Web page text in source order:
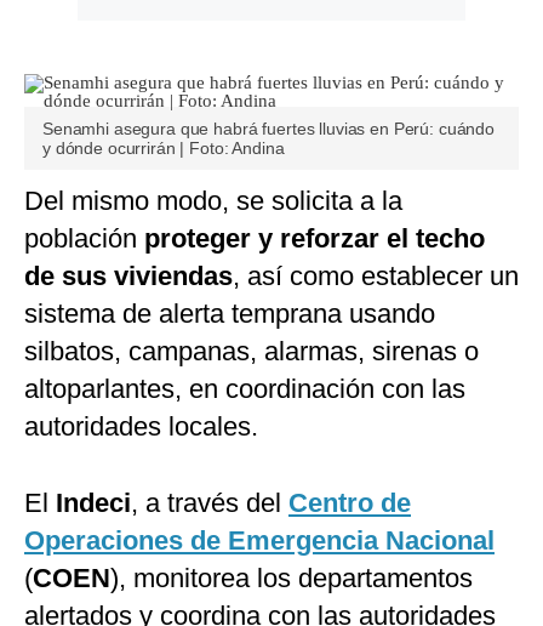
Senamhi asegura que habrá fuertes lluvias en Perú: cuándo
y dónde ocurrirán | Foto: Andina
Del mismo modo, se solicita a la
población proteger y reforzar el techo
de sus viviendas, así como establecer un
sistema de alerta temprana usando
silbatos, campanas, alarmas, sirenas o
altoparlantes, en coordinación con las
autoridades locales.
El Indeci, a través del Centro de
Operaciones de Emergencia Nacional
(COEN), monitorea los departamentos
alertados y coordina con las autoridades